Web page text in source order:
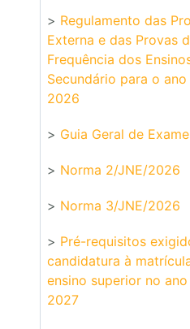
> Regulamento das
Externa e das Provas
Frequência dos
Secundário para o
2026
> Guia Geral de
> Norma 2/JNE/2026
> Norma 3/JNE/2026
> Pré-requisitos
candidatura à
ensino superior no
2027